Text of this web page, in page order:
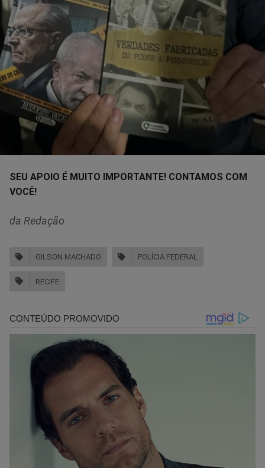
SEU APOIO É MUITO IMPORTANTE! CONTAMOS COM
VOCÊ!
da Redação
GILSON MACHADO POLÍCIA FEDERAL
RECIFE